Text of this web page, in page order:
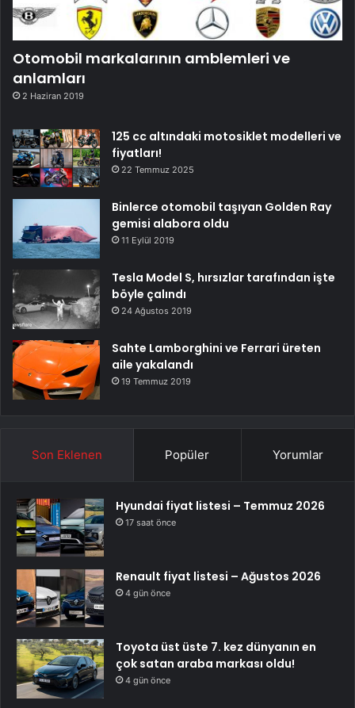
Otomobil markalarının amblemleri ve
anlamları
2 Haziran 2019
125 cc altındaki motosiklet modelleri ve
fiyatları!
22 Temmuz 2025
Binlerce otomobil taşıyan Golden Ray
gemisi alabora oldu
11 Eylül 2019
Tesla Model S, hırsızlar tarafından işte
böyle çalındı
24 Ağustos 2019
Sahte Lamborghini ve Ferrari üreten
aile yakalandı
19 Temmuz 2019
Son Eklenen Popüler Yorumlar
Hyundai fiyat listesi – Temmuz 2026
17 saat önce
Renault fiyat listesi – Ağustos 2026
4 gün önce
Toyota üst üste 7. kez dünyanın en
çok satan araba markası oldu!
4 gün önce